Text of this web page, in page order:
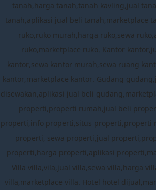
tanah,harga tanah,tanah kavling,jual
tanah,aplikasi jual beli tanah,marketplace
ruko,ruko murah,harga ruko,sewa
ruko,marketplace ruko. Kantor
kantor,sewa kantor murah,sewa ruang
kantor,marketplace kantor. Gudang
disewakan,aplikasi jual beli
properti,properti rumah,jual beli
properti,info properti,situs properti,properti
properti, sewa properti,jual
properti,harga properti,aplikasi
Villa villa,vila,jual villa,sewa villa,harga
villa,marketplace villa. Hotel hotel